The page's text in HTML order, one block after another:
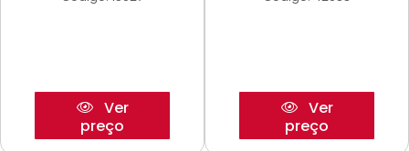
Ver
preço
Ver
preço